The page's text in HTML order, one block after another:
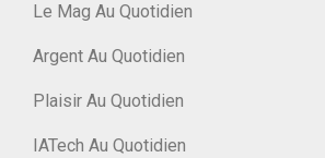
Le Mag Au Quotidien
Argent Au Quotidien
Plaisir Au Quotidien
IATech Au Quotidien